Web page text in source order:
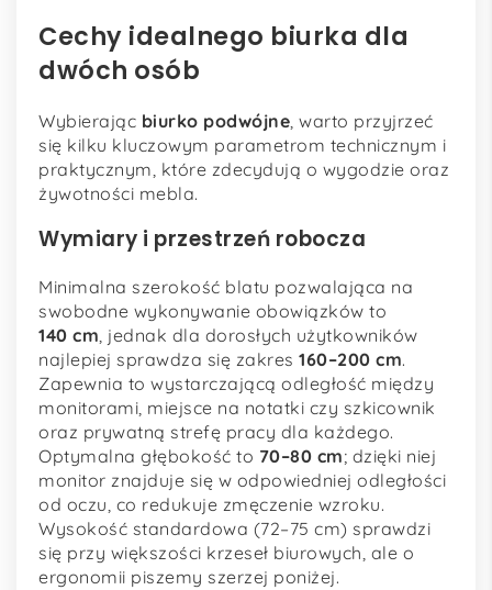
Cechy idealnego biurka dla
dwóch osób
Wybierając biurko podwójne , warto przyjrzeć
się kilku kluczowym parametrom technicznym i
praktycznym, które zdecydują o wygodzie oraz
żywotności mebla.
Wymiary i przestrzeń robocza
Minimalna szerokość blatu pozwalająca na
swobodne wykonywanie obowiązków to
140 cm, jednak dla dorosłych użytkowników
najlepiej sprawdza się zakres 160–200 cm.
Zapewnia to wystarczającą odległość między
monitorami, miejsce na notatki czy szkicownik
oraz prywatną strefę pracy dla każdego.
Optymalna głębokość to 70–80 cm; dzięki niej
monitor znajduje się w odpowiedniej odległości
od oczu, co redukuje zmęczenie wzroku.
Wysokość standardowa (72–75 cm) sprawdzi
się przy większości krzeseł biurowych, ale o
ergonomii piszemy szerzej poniżej.